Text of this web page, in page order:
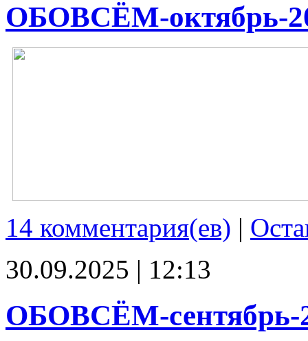
ОБОВСЁМ-октябрь-
14 комментария(ев) |
30.09.2025 | 12:13
ОБОВСЁМ-сентябрь-